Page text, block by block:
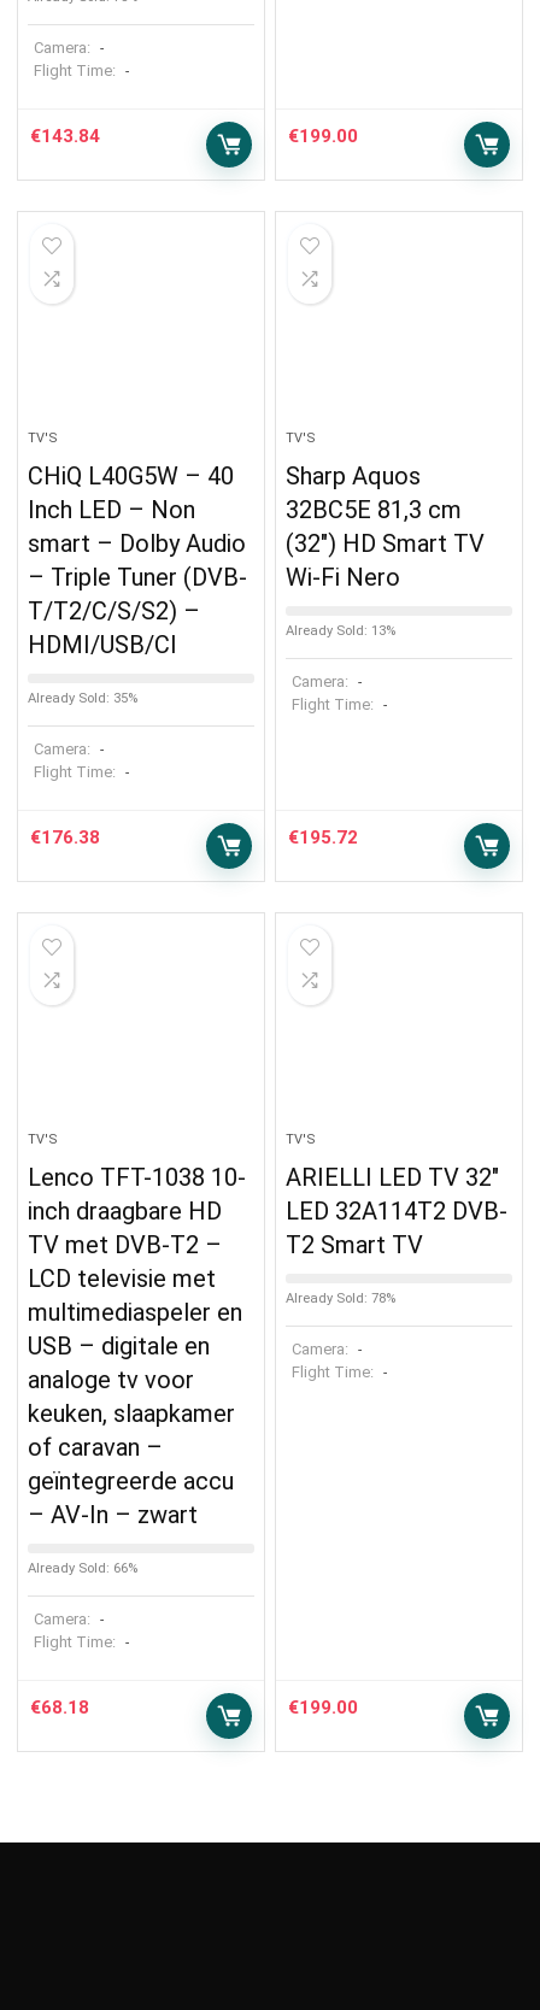
Camera: -
Flight Time: -
€143.84 €199.00
TV'S
CHiQ L40G5W – 40
Inch LED – Non
smart – Dolby Audio
– Triple Tuner (DVB-
T/T2/C/S/S2) –
HDMI/USB/CI
Already Sold: 35%
Camera: -
Flight Time: -
€176.38
TV'S
Sharp Aquos
32BC5E 81,3 cm
(32″) HD Smart TV
Wi-Fi Nero
Already Sold: 13%
Camera: -
Flight Time: -
€195.72
TV'S
Lenco TFT-1038 10-
inch draagbare HD
TV met DVB-T2 –
LCD televisie met
multimediaspeler en
USB – digitale en
analoge tv voor
keuken, slaapkamer
of caravan –
geïntegreerde accu
– AV-In – zwart
Already Sold: 66%
Camera: -
Flight Time: -
€68.18
TV'S
ARIELLI LED TV 32″
LED 32A114T2 DVB-
T2 Smart TV
Already Sold: 78%
Camera: -
Flight Time: -
€199.00